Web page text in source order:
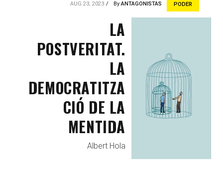
PODER
ByANTAGONISTAS
AUG 23, 2023
LA
POSTVERITAT.
LA
DEMOCRATITZA
CIÓ DE LA
MENTIDA
Albert Hola